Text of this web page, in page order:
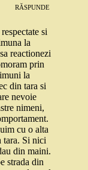
RĂSPUNDE
si
la
reactionezi
prin
la
din tara si
nevoie
nimeni,
cu o alta
tara. Si nici
din maini.
strada din